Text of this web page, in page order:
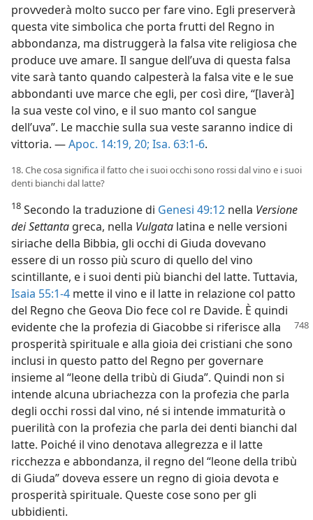
provvederà molto succo per fare vino. Egli preserverà
questa vite simbolica che porta frutti del Regno in
abbondanza, ma distruggerà la falsa vite religiosa che
produce uve amare. Il sangue dell’uva di questa falsa
vite sarà tanto quando calpesterà la falsa vite e le sue
abbondanti uve marce che egli, per così dire, “[laverà]
la sua veste col vino, e il suo manto col sangue
dell’uva”. Le macchie sulla sua veste saranno indice di
vittoria. —Apoc. 14:19, 20; Isa. 63:1-6.
18. Che cosa significa il fatto che i suoi occhi sono rossi dal vino e i suoi
denti bianchi dal latte?
18 Secondo la traduzione di Genesi 49:12 nella Versione
dei Settanta greca, nella Vulgata latina e nelle versioni
siriache della Bibbia, gli occhi di Giuda dovevano
essere di un rosso più scuro di quello del vino
scintillante, e i suoi denti più bianchi del latte. Tuttavia,
Isaia 55:1-4 mette il vino e il latte in relazione col patto
del Regno che Geova Dio fece col re Davide. È quindi
evidente che la profezia di Giacobbe si riferisce alla
prosperità spirituale e alla gioia dei cristiani che sono
inclusi in questo patto del Regno per governare
insieme al “leone della tribù di Giuda”. Quindi non si
intende alcuna ubriachezza con la profezia che parla
degli occhi rossi dal vino, né si intende immaturità o
puerilità con la profezia che parla dei denti bianchi dal
latte. Poiché il vino denotava allegrezza e il latte
ricchezza e abbondanza, il regno del “leone della tribù
di Giuda” doveva essere un regno di gioia devota e
prosperità spirituale. Queste cose sono per gli
ubbidienti.